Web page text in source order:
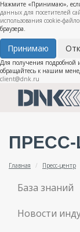
Нажмите «Принимаю»,
данных для посетителей
использования cookie-
браузера.
Принимаю
Для получения подробной
обращайтесь к нашим
client@dnk.ru
Главная Пресс-центр
База знаний
Новости